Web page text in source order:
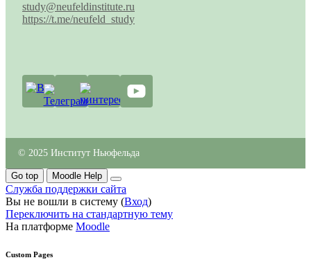
study@neufeldinstitute.ru
https://t.me/neufeld_study
© 2025 Институт Ньюфельда
Go top Moodle Help
Служба поддержки сайта
Вы не вошли в систему (Вход)
Переключить на стандартную тему
На платформе Moodle
Custom Pages